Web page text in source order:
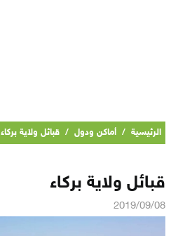
الرئيسية / أماكن ودول / قبائل ولاية بركاء
قبائل ولاية بركاء
2019/09/08